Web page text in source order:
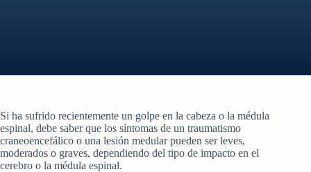
Si ha sufrido recientemente un golpe en la cabeza o la médula
espinal, debe saber que los síntomas de un traumatismo
craneoencefálico o una lesión medular pueden ser leves,
moderados o graves, dependiendo del tipo de impacto en el
cerebro o la médula espinal.